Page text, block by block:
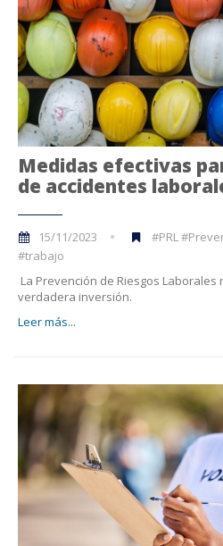
Medidas efectivas
de accidentes
15/11/2023
#PRL
#trabajo
La Prevención de Riesgos
verdadera inversión.
Leer más...